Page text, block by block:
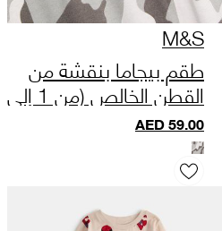
M&S
طقم بيجاما بنقشة من
القطن الخالص (من 1 إلى
16 سنة) AED59.00